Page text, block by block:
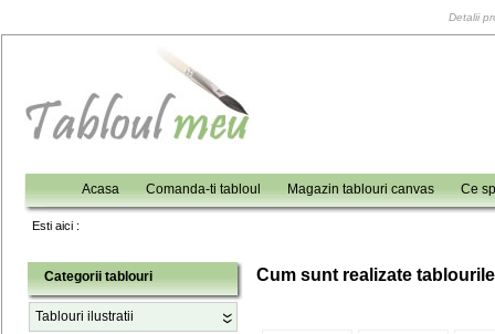
Detalii
Acasa Comanda-ti tabloul Magazin tablouri canvas Ce
Esti aici :
Categorii tablouri
Tablouri ilustratii
Cum sunt realizate